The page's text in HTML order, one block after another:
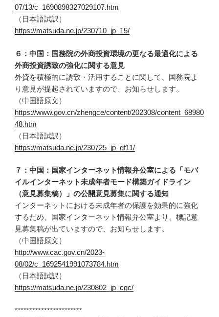
07/13/c_1690898327029107.htm
（日本語試訳）
https://matsuda.ne.jp/230710_jp_15/
６：中国：国務院の外商投資環境の更なる最適化による
外商投資誘致の強化に関する意見
外資を積極的に誘致・活用することに関して、国務院よ
り意見が提起されていますので、お知らせします。
（中国語原文）
https://www.gov.cn/zhengce/content/202308/content_68980
48.htm
（日本語試訳）
https://matsuda.ne.jp/230725_jp_gf11/
７：中国：国家インターネット情報弁公室による「モバ
イルインターネット未成年者モード構築ガイドライン
（意見募集稿）」の公開意見募集に関する通知
インターネットにおける未成年者の保護を効果的に強化
するため、国家インターネット情報弁公室より、標記意
見募集稿が出ていますので、お知らせします。
（中国語原文）
http://www.cac.gov.cn/2023-
08/02/c_1692541991073784.htm
（日本語試訳）
https://matsuda.ne.jp/230802_jp_cgc/
***********************